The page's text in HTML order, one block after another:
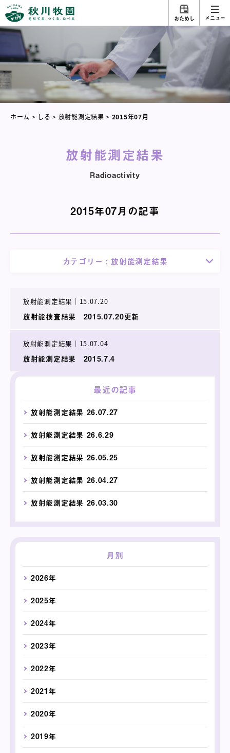
おためし メニュー
ホーム > しる > 放射能測定結果 > 2015年07月
放射能測定結果
Radioactivity
2015年07月の記事
カテゴリー : 放射能測定結果
放射能測定結果 ｜ 15.07.20
放射能検査結果 2015.07.20更新
放射能測定結果 ｜ 15.07.04
放射能測定結果 2015.7.4
最近の記事
放射能測定結果 26.07.27
放射能測定結果 26.6.29
放射能測定結果 26.05.25
放射能測定結果 26.04.27
放射能測定結果 26.03.30
月別
2026年
2025年
2024年
2023年
2022年
2021年
2020年
2019年